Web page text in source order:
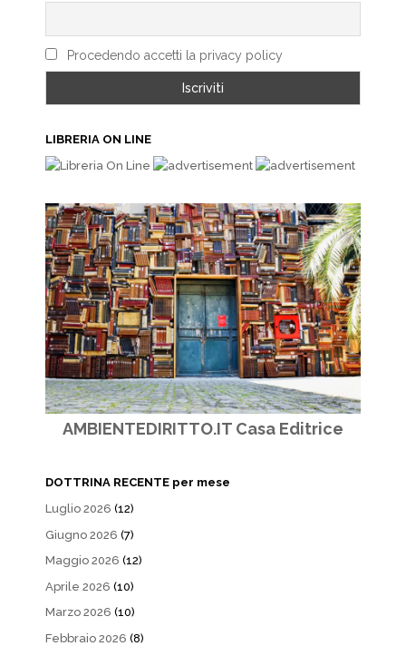
Procedendo accetti la privacy policy
LIBRERIA ON LINE
AMBIENTEDIRITTO.IT Casa Editrice
DOTTRINA RECENTE per mese
Luglio 2026 (12)
Giugno 2026 (7)
Maggio 2026 (12)
Aprile 2026 (10)
Marzo 2026 (10)
Febbraio 2026 (8)